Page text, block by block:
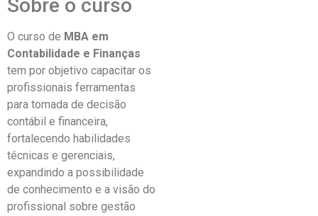
Sobre o curso
O curso de MBA em
Contabilidade e Finanças
tem por objetivo capacitar os
profissionais ferramentas
para tomada de decisão
contábil e financeira,
fortalecendo habilidades
técnicas e gerenciais,
expandindo a possibilidade
de conhecimento e a visão do
profissional sobre gestão